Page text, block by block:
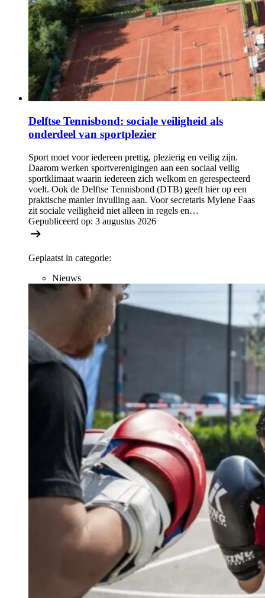
Delftse Tennisbond: sociale veiligheid als
onderdeel van sportplezier
Sport moet voor iedereen prettig, plezierig en veilig zijn.
Daarom werken sportverenigingen aan een sociaal veilig
sportklimaat waarin iedereen zich welkom en gerespecteerd
voelt. Ook de Delftse Tennisbond (DTB) geeft hier op een
praktische manier invulling aan. Voor secretaris Mylene Faas
zit sociale veiligheid niet alleen in regels en…
Gepubliceerd op: 3 augustus 2026
Geplaatst in categorie:
Nieuws